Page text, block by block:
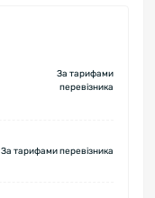
За тарифами
перевізника
За тарифами перевізника